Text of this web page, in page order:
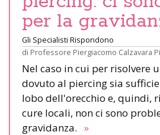
per la
Gli Specialisti Rispondono
di Professore Piergiacomo Calzavara
Nel caso in cui per risolvere
dovuto al piercing sia
lobo dell'orecchio e, quindi,
cure locali, non ci sono
gravidanza. »